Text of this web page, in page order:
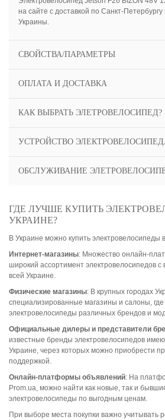
на сайте с доставкой по Санкт-
Украины.
СВОЙСТВА/ПАРАМЕТРЫ
ОПЛАТА И ДОСТАВКА
КАК ВЫБРАТЬ ЭЛЕТРОВЕЛОСИПЕД?
УСТРОЙСТВО
ОБСЛУЖИВАНИЕ
ГДЕ ЛУЧШЕ КУПИТЬ
УКРАИНЕ?
В Украине можно купить электровелосипеды
Интернет-магазины: Множество онлайн-
широкий ассортимент электровелосипедов с
всей Украине.
Физические магазины: В крупных городах
специализированные магазины и салоны,
электровелосипеды различных брендов и
Официальные дилеры и представители
известные бренды электровелосипедов
Украине, через которых можно приобрести
поддержкой.
Онлайн-платформы объявлений: На
Prom.ua, можно найти как новые, так и
электровелосипеды по выгодным ценам.
При выборе места покупки важно учитывать